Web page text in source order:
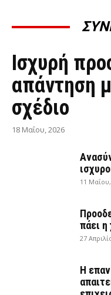
ΣΥΝΕΝΤΕΎΞΕΙΣ
Ισχυρή
απάντηση
σχέδιο
18 Μαΐου, 2026
11
πάει
27
Η